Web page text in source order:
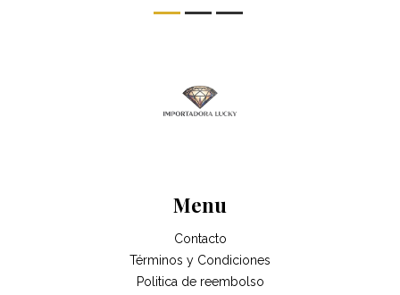
Menu
Contacto
Términos y Condiciones
Politica de reembolso